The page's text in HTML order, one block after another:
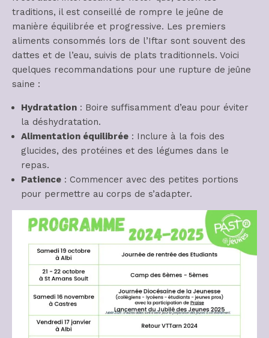
traditions, il est conseillé de rompre le jeûne de
manière équilibrée et progressive. Les premiers
aliments consommés lors de l’Iftar sont souvent des
dattes et de l’eau, suivis de plats traditionnels. Voici
quelques recommandations pour une rupture de jeûne
saine :
Hydratation : Boire suffisamment d’eau pour éviter
la déshydratation.
Alimentation équilibrée : Inclure à la fois des
glucides, des protéines et des légumes dans le
repas.
Patience : Commencer avec des petites portions
pour permettre au corps de s’adapter.